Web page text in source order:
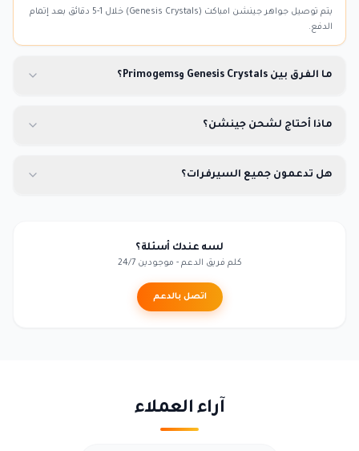
يتم توصيل جواهر جينشن امباكت (Genesis Crystals) خلال 1-5 دقائق بعد إتمام
الدفع.
ما الفرق بين Genesis Crystals وPrimogems؟
ماذا أحتاج لشحن جينشن؟
هل تدعمون جميع السيرفرات؟
لسه عندك أسئلة؟
كلم فريق الدعم - موجودين 24/7
اتصل بالدعم
آراء العملاء